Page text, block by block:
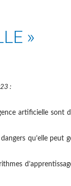
»
:
artificielle sont
qu’elle peut